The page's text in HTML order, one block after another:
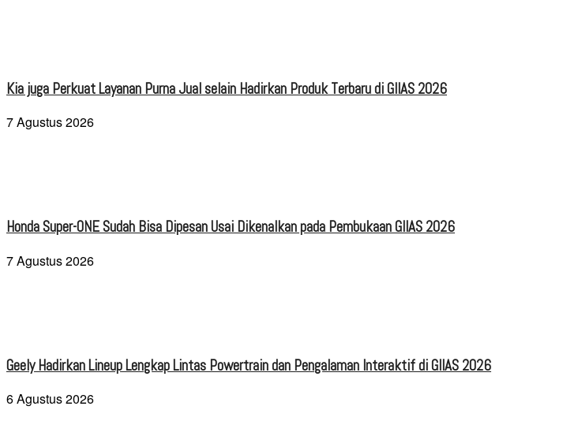
Kia juga Perkuat Layanan Purna Jual selain Hadirkan Produk Terbaru di GIIAS 2026
7 Agustus 2026
Honda Super-ONE Sudah Bisa Dipesan Usai Dikenalkan pada Pembukaan GIIAS 2026
7 Agustus 2026
Geely Hadirkan Lineup Lengkap Lintas Powertrain dan Pengalaman Interaktif di GIIAS 2026
6 Agustus 2026